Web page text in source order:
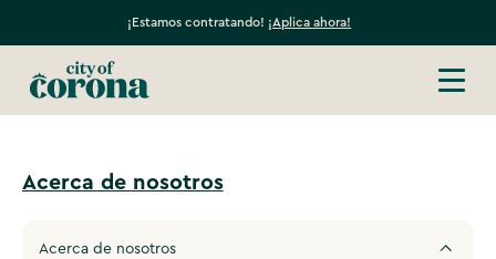
¡Estamos contratando! ¡Aplica ahora!
Acerca de nosotros
Acerca de nosotros